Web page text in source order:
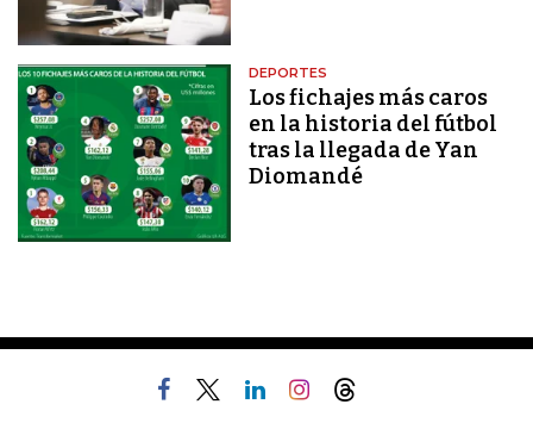
DEPORTES
Los fichajes más caros
en la historia del fútbol
tras la llegada de Yan
Diomandé